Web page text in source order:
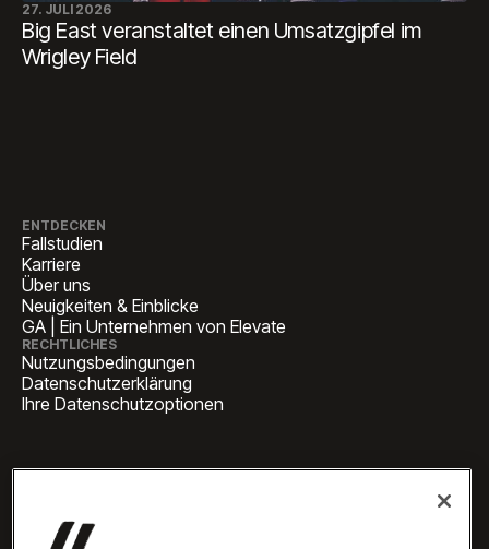
27. JULI 2026
Big East veranstaltet einen Umsatzgipfel im
Wrigley Field
ENTDECKEN
Fallstudien
Karriere
Über uns
Neuigkeiten & Einblicke
GA | Ein Unternehmen von Elevate
RECHTLICHES
Nutzungsbedingungen
Datenschutzerklärung
Ihre Datenschutzoptionen
HAUPTSITZ
GESCHÄFTLICHE ANFRAGEN